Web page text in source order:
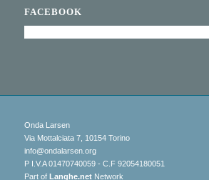
FACEBOOK
Onda Larsen
Via Mottalciata 7, 10154 Torino
info@ondalarsen.org
P I.V.A 01470740059 - C.F 92054180051
Part of Langhe.netNetwork